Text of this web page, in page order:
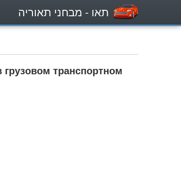
תאו - מבחני תאוריה
транспортном